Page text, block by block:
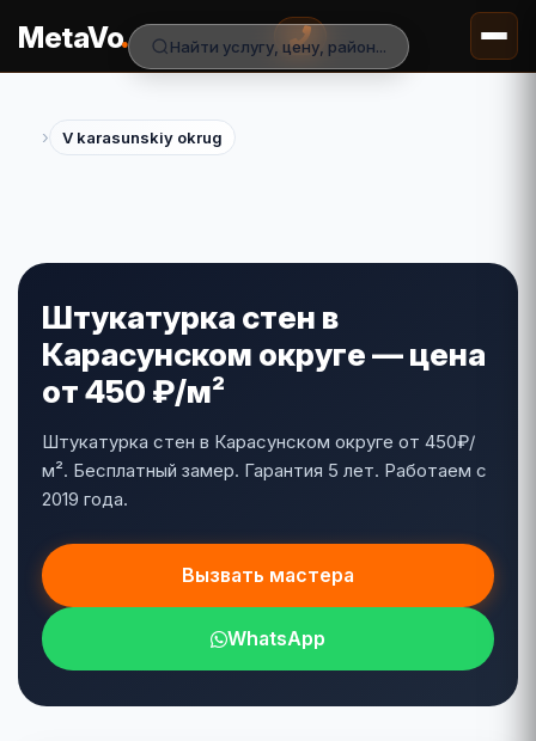
MetaVo.
› V karasunskiy okrug
Штукатурка стен в
Карасунском округе — цена
от 450 ₽/м²
Штукатурка стен в Карасунском округе от 450₽/
м². Бесплатный замер. Гарантия 5 лет. Работаем с
2019 года.
Вызвать мастера
WhatsApp
Найти услугу, цену, район...